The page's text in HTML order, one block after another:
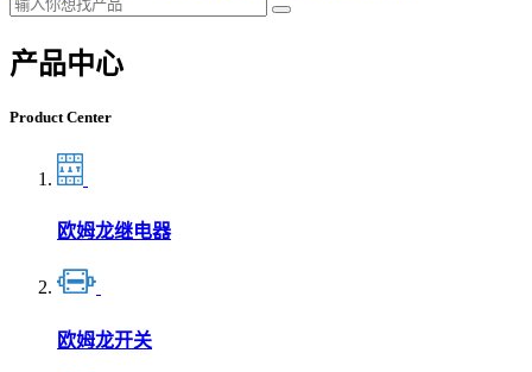
产品中心
Product Center
欧姆龙继电器
欧姆龙开关